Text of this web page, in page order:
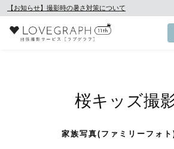
【お知らせ】撮影時の暑さ対策について
桜キッズ撮
家族写真(ファミリーフォ